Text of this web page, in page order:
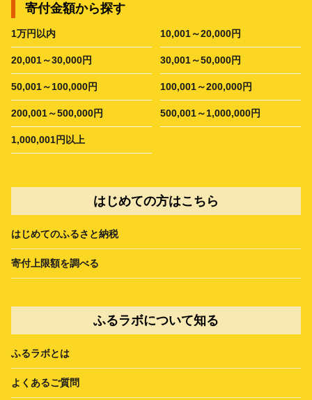
寄付金額から探す
1万円以内 10,001～20,000円
20,001～30,000円 30,001～50,000円
50,001～100,000円 100,001～200,000円
200,001～500,000円 500,001～1,000,000円
1,000,001円以上
はじめての方はこちら
はじめてのふるさと納税
寄付上限額を調べる
ふるラボについて知る
ふるラボとは
よくあるご質問